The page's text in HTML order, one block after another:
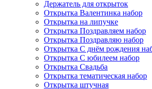
Держатель для открыток
Открытка Валентинка набор
Открытка на липучке
Открытка Поздравляем набор
Открытка Поздравляю набор
Открытка С днём рождения
Открытка С юбилеем набор
Открытка Свадьба
Открытка тематическая набор
Открытка штучная